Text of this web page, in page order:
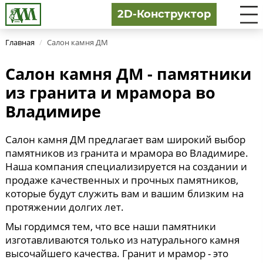
2D-Конструктор
Главная / Салон камня ДМ
Салон камня ДМ - памятники
из гранита и мрамора во
Владимире
Салон камня ДМ предлагает вам широкий выбор
памятников из гранита и мрамора во Владимире.
Наша компания специализируется на создании и
продаже качественных и прочных памятников,
которые будут служить вам и вашим близким на
протяжении долгих лет.
Мы гордимся тем, что все наши памятники
изготавливаются только из натурального камня
высочайшего качества. Гранит и мрамор - это